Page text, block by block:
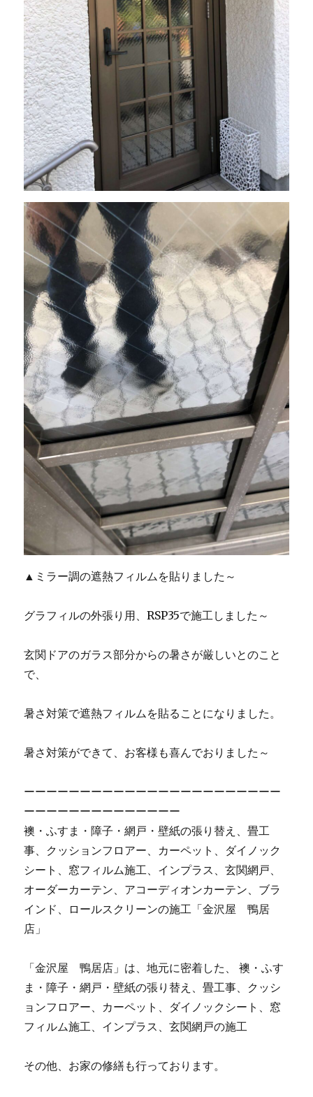
▲ミラー調の遮熱フィルムを貼りました～
グラフィルの外張り用、RSP35で施工しました～
玄関ドアのガラス部分からの暑さが厳しいとのこと
で、
暑さ対策で遮熱フィルムを貼ることになりました。
暑さ対策ができて、お客様も喜んでおりました～
ーーーーーーーーーーーーーーーーーーーーーーー
ーーーーーーーーーーーーーー
襖・ふすま・障子・網戸・壁紙の張り替え、畳工
事、クッションフロアー、カーペット、ダイノック
シート、窓フィルム施工、インプラス、玄関網戸、
オーダーカーテン、アコーディオンカーテン、ブラ
インド、ロールスクリーンの施工「金沢屋 鴨居
店」
「金沢屋 鴨居店」は、地元に密着した、 襖・ふす
ま・障子・網戸・壁紙の張り替え、畳工事、クッシ
ョンフロアー、カーペット、ダイノックシート、窓
フィルム施工、インプラス、玄関網戸の施工
その他、お家の修繕も行っております。